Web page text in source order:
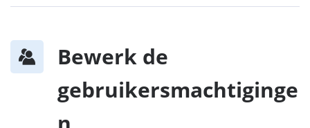
Bewerk de
gebruikersmachtiginge